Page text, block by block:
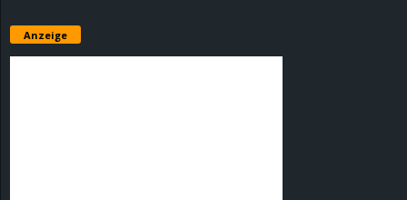
Anzeige